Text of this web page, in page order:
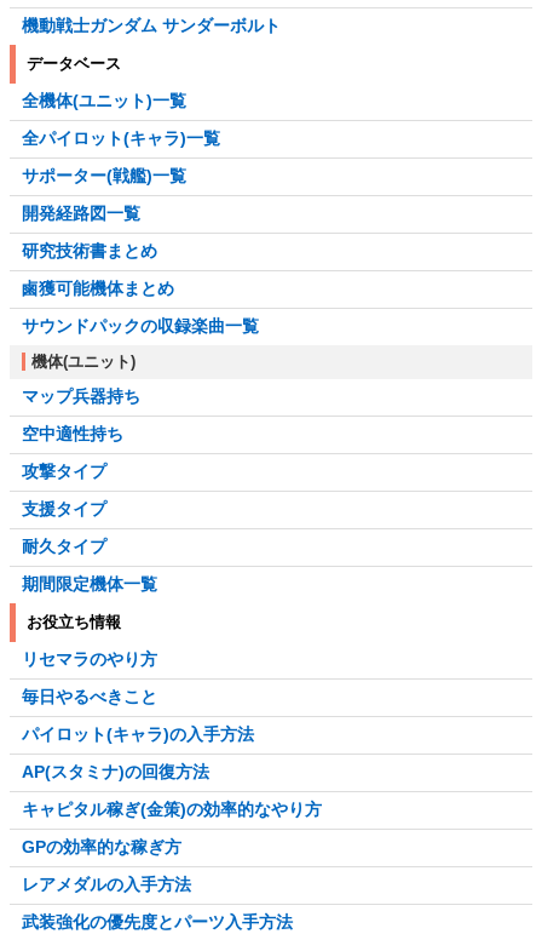
機動戦士ガンダム サンダーボルト
データベース
全機体(ユニット)一覧
全パイロット(キャラ)一覧
サポーター(戦艦)一覧
開発経路図一覧
研究技術書まとめ
鹵獲可能機体まとめ
サウンドパックの収録楽曲一覧
機体(ユニット)
マップ兵器持ち
空中適性持ち
攻撃タイプ
支援タイプ
耐久タイプ
期間限定機体一覧
お役立ち情報
リセマラのやり方
毎日やるべきこと
パイロット(キャラ)の入手方法
AP(スタミナ)の回復方法
キャピタル稼ぎ(金策)の効率的なやり方
GPの効率的な稼ぎ方
レアメダルの入手方法
武装強化の優先度とパーツ入手方法